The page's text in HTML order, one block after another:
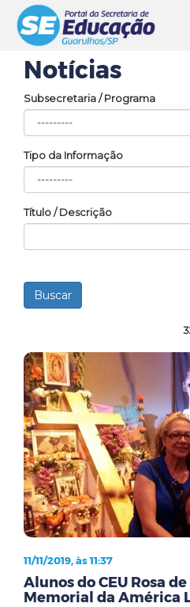
Notícias
Subsecretaria / Programa
Tipo da Informação
Título / Descrição
11/11/2019, às 11:37
Alunos do CEU Rosa
Memorial da América